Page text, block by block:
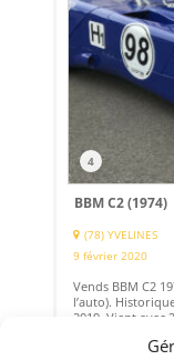
4
BBM C2 (1974)
(78) YVELINES
9 février 2020
Vends BBM C2
l’auto).
2019. Vient avec